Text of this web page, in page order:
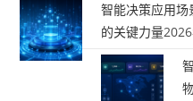
智能决策应用
的关键力量